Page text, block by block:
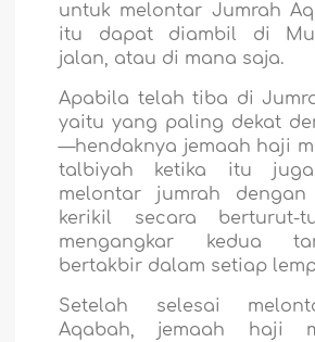
untuk melontar Jumrah
itu dapat diambil di
jalan, atau di mana saja.
Apabila telah tiba di
yaitu yang paling dekat
—hendaknya jemaah haji
talbiyah ketika itu
melontar jumrah
kerikil secara berturut-
mengangkar kedua
bertakbir dalam setiap
Setelah selesai
Aqabah, jemaah haji